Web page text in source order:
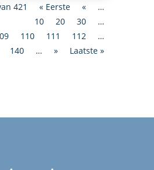
421 « Eerste «
…
10
20 30
…
110 111 112
…
140 … » Laatste »